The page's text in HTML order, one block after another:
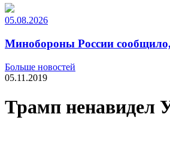
05.08.2026
Минобороны России сообщило,
Больше новостей
05.11.2019
Трамп ненавидел